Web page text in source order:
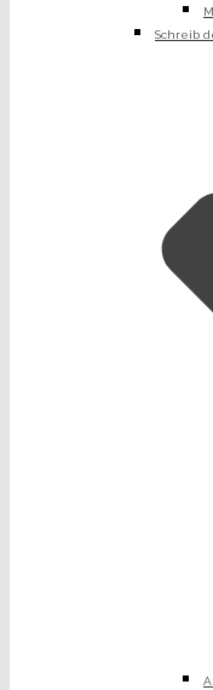
Schreib